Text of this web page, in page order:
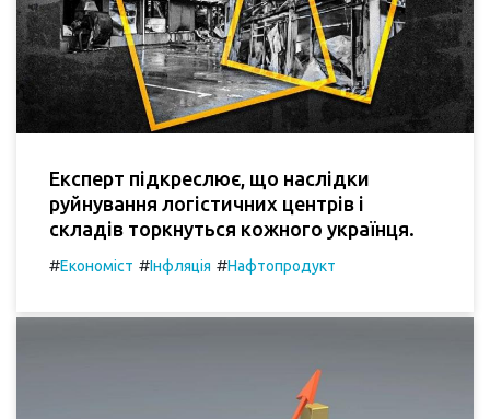
Експерт підкреслює, що наслідки
руйнування логістичних центрів і
складів торкнуться кожного українця.
#Економіст #Інфляція #Нафтопродукт